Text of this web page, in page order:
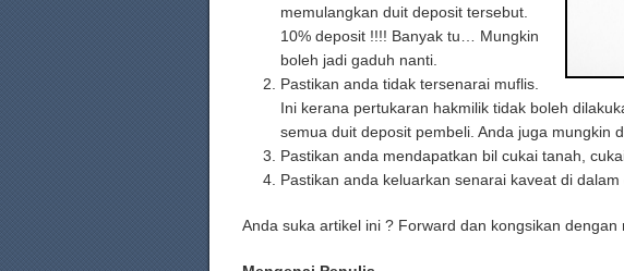
memulangkan duit deposit tersebut.
10% deposit !!!! Banyak tu… Mungkin
boleh jadi gaduh nanti.
Pastikan anda tidak tersenarai muflis.
Ini kerana pertukaran hakmilik tidak boleh
semua duit deposit pembeli. Anda juga mungkin
Pastikan anda mendapatkan bil cukai tanah,
Pastikan anda keluarkan senarai kaveat di
Anda suka artikel ini ? Forward dan kongsikan dengan